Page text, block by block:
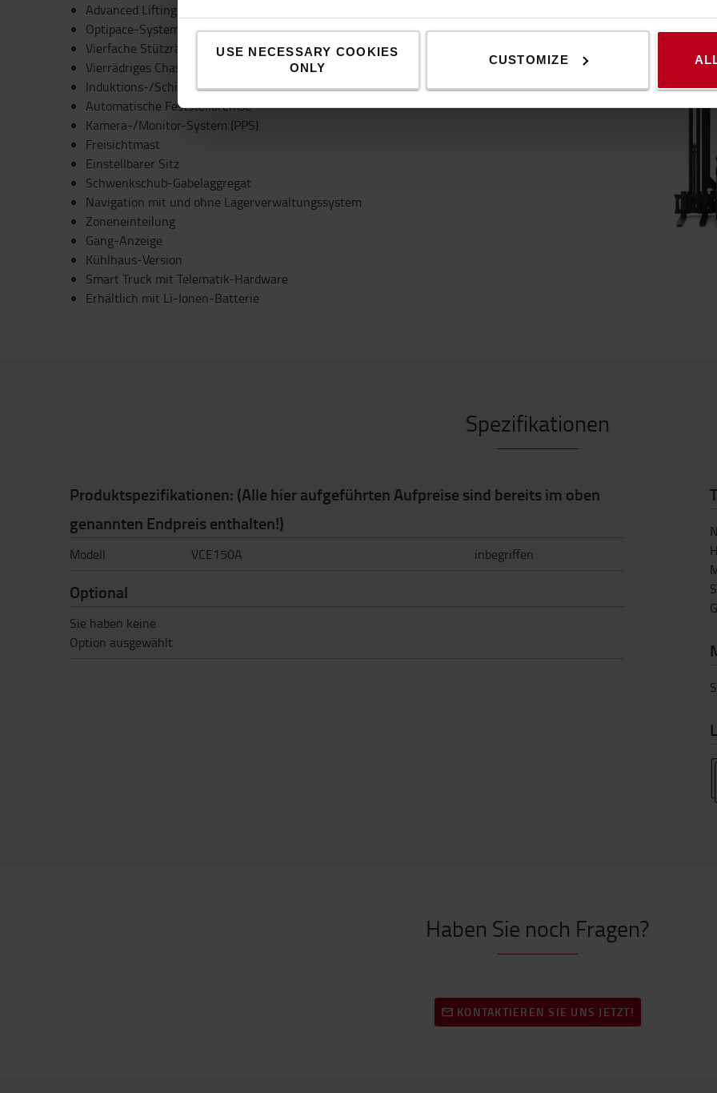
USE NECESSARY COOKIES
ONLY
CUSTOMIZE
Advanced Lifting System
Optipace-System
Vierfache Stützräder
Vierrädriges Chassis
Induktions-/Schienenführung
Automatische Feststellbremse
Kamera-/Monitor-System (PPS)
Freisichtmast
Einstellbarer Sitz
Schwenkschub-Gabelaggregat
Navigation mit und ohne Lagerverwaltungssystem
Zoneneinteilung
Gang-Anzeige
Kühlhaus-Version
Smart Truck mit Telematik-Hardware
Erhältlich mit Li-Ionen-Batterie
Spezifikationen
Produktspezifikationen: (Alle hier aufgeführten Aufpreise sind bereits im oben
genannten Endpreis enthalten!)
Modell VCE150A inbegriffen
Optional
Sie haben keine
Option ausgewählt
Haben Sie noch Fragen?
KONTAKTIEREN SIE UNS JETZT!